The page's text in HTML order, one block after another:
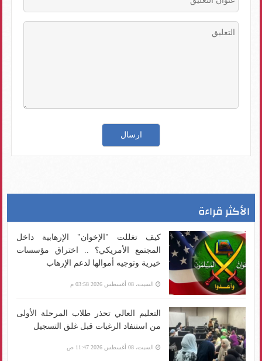
الأكثر قراءة
كيف تغللت "الإخوان" الإرهابية داخل
المجتمع الأمريكي؟ .. اختراق مؤسسات
خيرية وتوجيه أموالها لدعم الإرهاب
السبت، 08 أغسطس 2026 03:58 م
التعليم العالي تحذر طلاب المرحلة الأولى
من استنفاد الرغبات قبل غلق التسجيل
السبت، 08 أغسطس 2026 11:47 ص